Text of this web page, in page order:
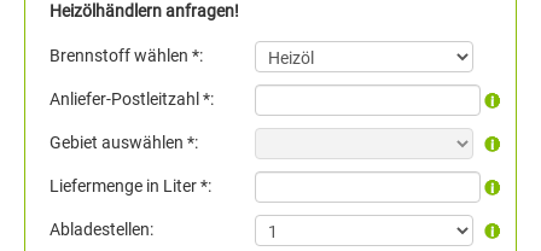
Heizölhändlern anfragen!
Brennstoff wählen *:
Anliefer-Postleitzahl *:
Gebiet auswählen *:
Liefermenge in Liter *:
Abladestellen: